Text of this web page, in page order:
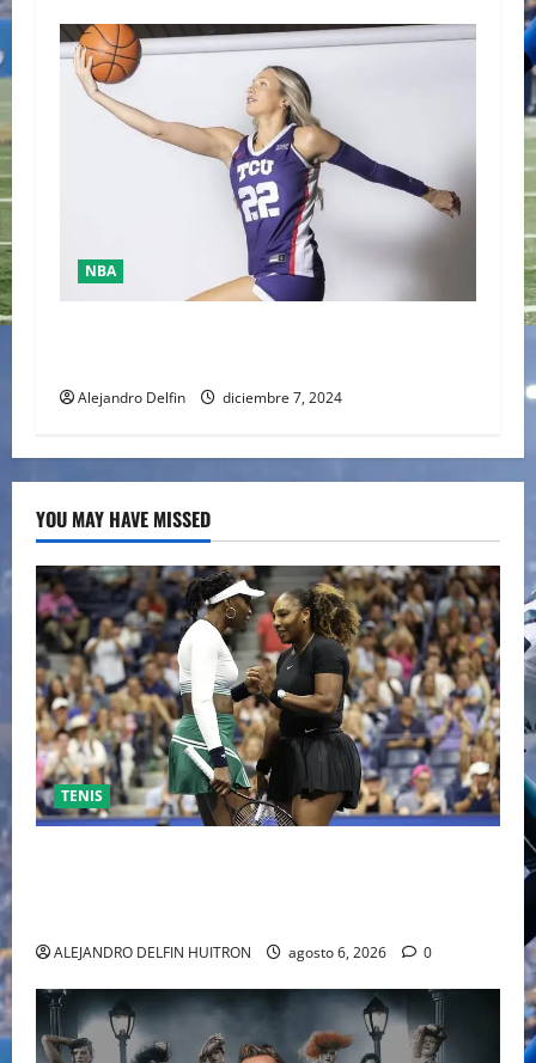
NBA
Alejandro Delfin diciembre 7, 2024
YOU MAY HAVE MISSED
TENIS
ALEJANDRO DELFIN HUITRON agosto 6, 2026 0